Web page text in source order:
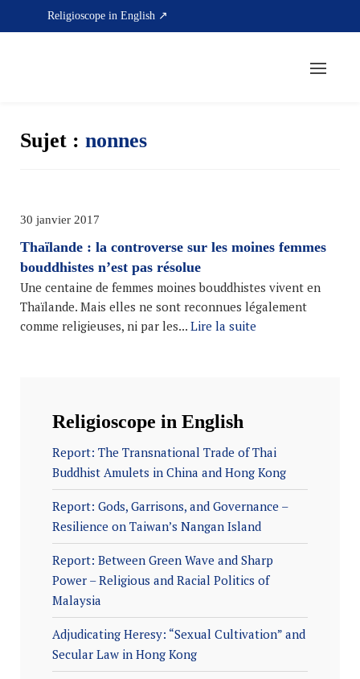
Religioscope in English ↗
Sujet : nonnes
30 janvier 2017
Thaïlande : la controverse sur les moines femmes
bouddhistes n’est pas résolue
Une centaine de femmes moines bouddhistes vivent en
Thaïlande. Mais elles ne sont reconnues légalement
comme religieuses, ni par les... Lire la suite
Religioscope in English
Report: The Transnational Trade of Thai
Buddhist Amulets in China and Hong Kong
Report: Gods, Garrisons, and Governance –
Resilience on Taiwan’s Nangan Island
Report: Between Green Wave and Sharp
Power – Religious and Racial Politics of
Malaysia
Adjudicating Heresy: “Sexual Cultivation” and
Secular Law in Hong Kong